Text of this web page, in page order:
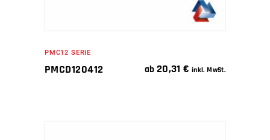
PMC12 SERIE
PMCD120412 ab 20,31€ inkl. MwSt.